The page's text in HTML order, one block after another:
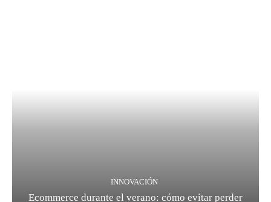
INNOVACIÓN
Ecommerce durante el verano: cómo evitar perder